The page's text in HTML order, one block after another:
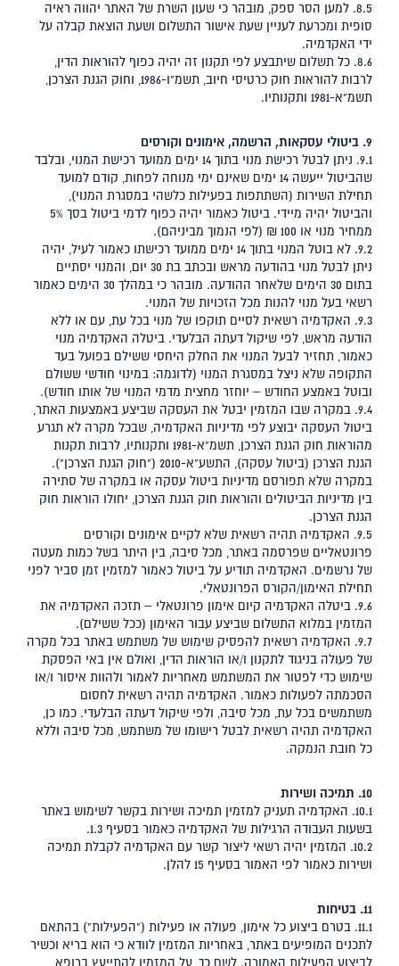
8.5. למען הסר ספק, מובהר כי שעון השרת של האתר יהווה ראיה
סופית ומכרעת לעניין שעת אישור התשלום ושעת הוצאת קבלה על
ידי האקדמיה.
8.6. כל תשלום שיתבצע לפי תקנון זה יהיה כפוף להוראות הדין,
לרבות להוראות חוק כרטיסי חיוב, תשמ"ו-1986, וחוק הגנת הצרכן,
תשמ"א-1981 ותקנותיו.
9. ביטולי עסקאות, הרשמה, אימונים וקורסים
9.1. ניתן לבטל רכישת מנוי בתוך 14 ימים ממועד רכישת המנוי, ובלבד
שהביטול ייעשה 14 ימים שאינם ימי מנוחה לפחות, קודם למועד
תחילת השירות (השתתפות בפעילות כלשהי במסגרת המנוי),
והביטול יהיה מיידי. ביטול כאמור יהיה כפוף לדמי ביטול בסך 5%
ממחיר מנוי או 100 ₪ (לפי הנמוך מביניהם).
9.2. לא בוטל המנוי בתוך 14 ימים ממועד רכישתו כאמור לעיל, יהיה
ניתן לבטל מנוי בהודעה מראש ובכתב בת 30 יום, והמנוי יסתיים
בתום 30 הימים שלאחר ההודעה. מובהר כי במהלך 30 הימים כאמור
רשאי בעל מנוי להנות מכל הזכויות של המנוי.
9.3. האקדמיה רשאית לסיים תוקפו של מנוי בכל עת, עם או ללא
הודעה מראש, לפי שיקול דעתה הבלעדי. ביטלה האקדמיה מנוי
כאמור, תחזיר לבעל המנוי את החלק היחסי ששילם בפועל בעד
התקופה שלא ניצל במסגרת המנוי (לדוגמה: במינוי חודשי ששולם
ובוטל באמצע החודש – יוחזר מחצית מדמי המנוי של אותו חודש).
9.4. במקרה שבו המזמין יבטל את העסקה שביצע באמצעות האתר,
ביטול העסקה יבוצע לפי מדיניות האקדמיה, שבכל מקרה לא תגרע
מהוראות חוק הגנת הצרכן, תשמ"א-1981 ותקנותיו, לרבות תקנות
הגנת הצרכן (ביטול עסקה), התשע"א-2010 ("חוק הגנת הצרכן").
במקרה שלא תפורסם מדיניות ביטול עסקה או במקרה של סתירה
בין מדיניות הביטולים והוראות חוק הגנת הצרכן, יחולו הוראות חוק
הגנת הצרכן.
9.5. האקדמיה תהיה רשאית שלא לקיים אימונים וקורסים
פרונטאליים שפרסמה באתר, מכל סיבה, בין היתר בשל כמות מעטה
של נרשמים. האקדמיה תודיע על ביטול כאמור למזמין זמן סביר לפני
תחילת האימון/הקורס הפרונטאלי.
9.6. ביטלה האקדמיה קיום אימון פרונטאלי – תזכה האקדמיה את
המזמין במלוא התשלום שביצע עבור האימון (ככל ששילם).
9.7. האקדמיה רשאית להפסיק שימוש של משתמש באתר בכל מקרה
של פעולה בניגוד לתקנון ו/או הוראות הדין, ואולם אין באי הפסקת
שימוש כדי לפטור את המשתמש מאחריות לאמור ולהוות איסור ו/או
הסכמתה לפעולות כאמור. האקדמיה תהיה רשאית לחסום
משתמשים בכל עת, מכל סיבה, ולפי שיקול דעתה הבלעדי. כמו כן,
האקדמיה תהיה רשאית לבטל רישומו של משתמש, מכל סיבה וללא
כל חובת הנמקה.
10. תמיכה ושירות
10.1. האקדמיה תעניק למזמין תמיכה ושירות בקשר לשימוש באתר
בשעות העבודה הרגילות של האקדמיה כאמור בסעיף ‎1.3.
10.2. המזמין יהיה רשאי ליצור קשר עם האקדמיה לקבלת תמיכה
ושירות כאמור לפי האמור בסעיף ‎15 להלן.
11. בטיחות
11.1. בטרם ביצוע כל אימון, פעולה או פעילות ("הפעילות") בהתאם
לתכנים המופיעים באתר, באחריות המזמין לוודא כי הוא בריא וכשיר
לביצוע הפעילות האמורה. לשם כך, על המזמין להתייעץ ברופא